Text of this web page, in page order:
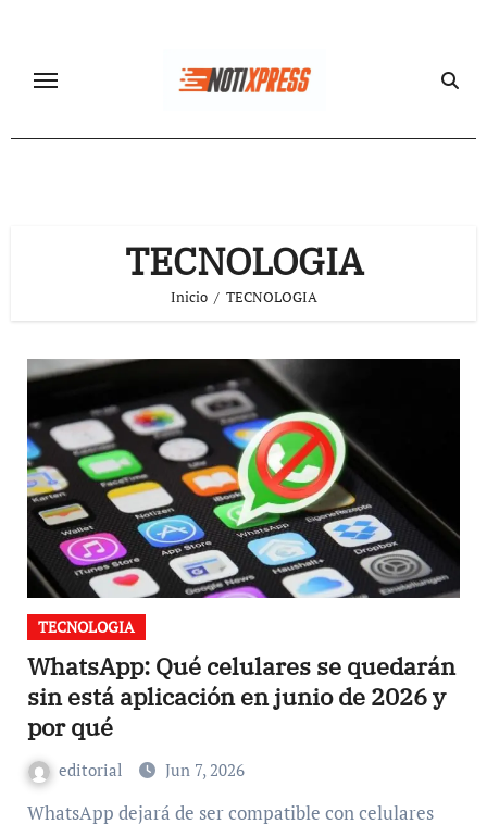
contenido
TECNOLOGIA
Inicio TECNOLOGIA
TECNOLOGIA
WhatsApp: Qué celulares se quedarán
sin está aplicación en junio de 2026 y
por qué
editorial Jun 7, 2026
WhatsApp dejará de ser compatible con celulares